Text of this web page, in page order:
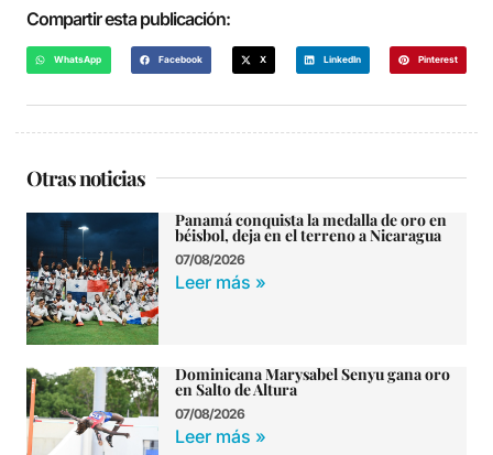
Compartir esta publicación:
WhatsApp Facebook X LinkedIn Pinterest
Otras noticias
Panamá conquista la medalla de oro en
béisbol, deja en el terreno a Nicaragua
07/08/2026
Leer más »
Dominicana Marysabel Senyu gana oro
en Salto de Altura
07/08/2026
Leer más »